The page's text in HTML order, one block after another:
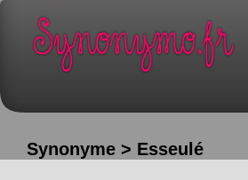
Synonyme > Esseulé